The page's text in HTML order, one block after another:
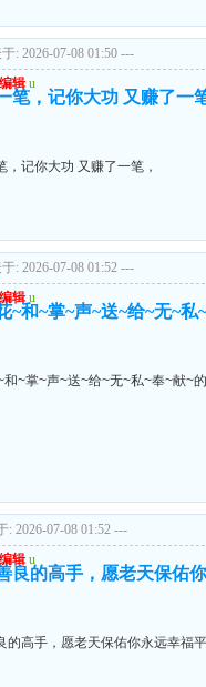
: 2026-07-08 01:50 ---
编辑 u
笔，记你大功 又赚了一
，记你大功 又赚了一笔，
: 2026-07-08 01:52 ---
编辑 u
~和~掌~声~送~给~无~私
和~掌~声~送~给~无~私~奉~献~
: 2026-07-08 01:52 ---
编辑 u
良的高手，愿老天保佑
的高手，愿老天保佑你永远幸福